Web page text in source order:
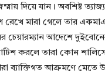
দিয়ে যান। অবশিষ্ট
মারা গেলে তার
চেয়ারম্যান আদেশে
করলে তারা কোন
ব্যাক্তিগত আক্রমণে